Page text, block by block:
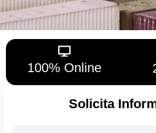
100% Online
Solicita
Todos